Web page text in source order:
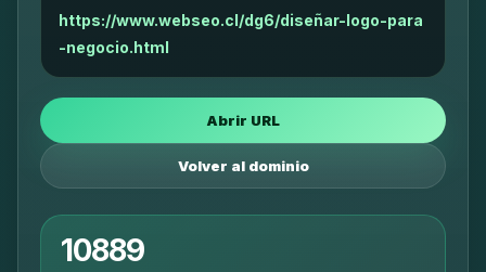
https://www.webseo.cl/dg6/diseñar-logo-para
-negocio.html
Abrir URL
Volver al dominio
10889